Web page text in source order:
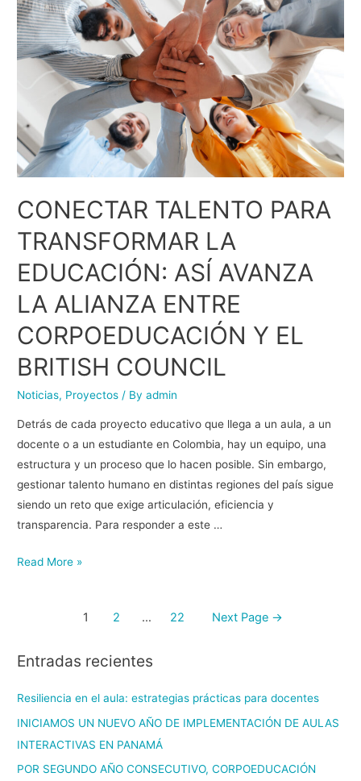
CONECTAR TALENTO PARA
TRANSFORMAR LA
EDUCACIÓN: ASÍ AVANZA
LA ALIANZA ENTRE
CORPOEDUCACIÓN Y EL
BRITISH COUNCIL
Noticias, Proyectos / Byadmin
Detrás de cada proyecto educativo que llega a un aula, a un
docente o a un estudiante en Colombia, hay un equipo, una
estructura y un proceso que lo hacen posible. Sin embargo,
gestionar talento humano en distintas regiones del país sigue
siendo un reto que exige articulación, eficiencia y
transparencia. Para responder a este …
Read More »
1 2 … 22 Next Page →
Entradas recientes
Resiliencia en el aula: estrategias prácticas para docentes
INICIAMOS UN NUEVO AÑO DE IMPLEMENTACIÓN DE AULAS
INTERACTIVAS EN PANAMÁ
POR SEGUNDO AÑO CONSECUTIVO, CORPOEDUCACIÓN